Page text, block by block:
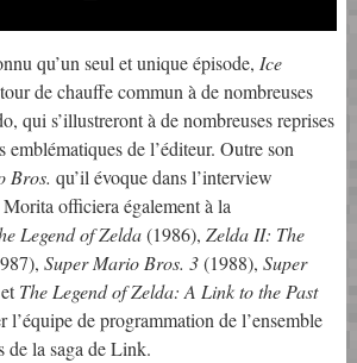
qu’un seul et unique épisode, Ice
de chauffe commun à de nombreuses
qui s’illustreront à de nombreuses reprises
emblématiques de l’éditeur. Outre son
Bros. qu’il évoque dans l’interview
officiera également à la
Legend of Zelda(1986), Zelda II: The
Super Mario Bros. 3(1988), Super
The Legend of Zelda: A Link to the Past
l’équipe de programmation de l’ensemble
de la saga de Link.